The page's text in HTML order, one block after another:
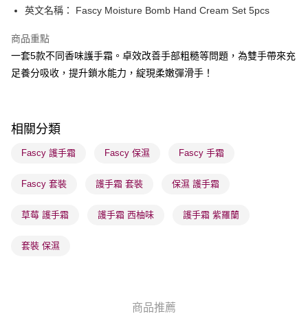
順豐自助櫃 - 確認發貨後1-3個工作天送達
順豐站及營業點 - 確認發貨後1-3個工作天送達
每筆HK$65.00，滿HK$300.00或以上免運費
每筆HK$65.00，滿HK$300.00或以上免運費
(香港門市) 只顯示可選門市。確認發貨後2-5個工作天到店，3天內
取。逾期會取消訂單，並不會安排重寄
(澳門門市) 只顯示可選門市。確認發貨後2-5個工作天到店，3天內
英文名稱： Fascy Moisture Bomb Hand Cream Set 5pcs
商品重點
一套5款不同香味護手霜。卓效改善手部粗糙等問題，為雙手帶來充
足養分吸收，提升鎖水能力，綻現柔嫩彈滑手！
相關分類
Fascy 護手霜 Fascy 保濕 Fascy 手霜
Fascy 套裝 護手霜 套裝 保濕 護手霜
草莓 護手霜 護手霜 西柚味 護手霜 紫羅蘭
套裝 保濕
商品推薦